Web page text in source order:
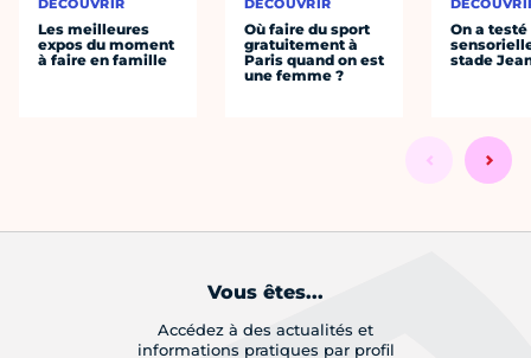
DÉCOUVRIR
Les meilleures
expos du moment
à faire en famille
DÉCOUVRIR
Où faire du sport
gratuitement à
Paris quand on est
une femme ?
On a
stade
Vous êtes...
Accédez à des actualités et
informations pratiques par profil